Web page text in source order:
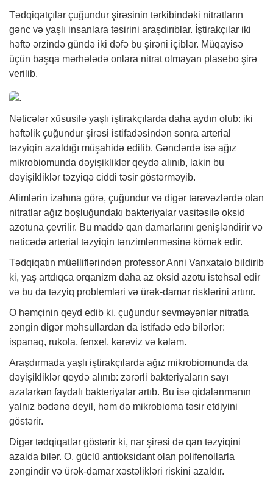
Tədqiqatçılar çuğundur şirəsinin tərkibindəki nitratların
gənc və yaşlı insanlara təsirini araşdırıblar. İştirakçılar iki
həftə ərzində gündə iki dəfə bu şirəni içiblər. Müqayisə
üçün başqa mərhələdə onlara nitrat olmayan plasebo şirə
verilib.
Nəticələr xüsusilə yaşlı iştirakçılarda daha aydın olub: iki
həftəlik çuğundur şirəsi istifadəsindən sonra arterial
təzyiqin azaldığı müşahidə edilib. Gənclərdə isə ağız
mikrobiomunda dəyişikliklər qeydə alınıb, lakin bu
dəyişikliklər təzyiqə ciddi təsir göstərməyib.
Alimlərin izahına görə, çuğundur və digər tərəvəzlərdə olan
nitratlar ağız boşluğundakı bakteriyalar vasitəsilə oksid
azotuna çevrilir. Bu maddə qan damarlarını genişləndirir və
nəticədə arterial təzyiqin tənzimlənməsinə kömək edir.
Tədqiqatın müəlliflərindən professor Anni Vanxatalo bildirib
ki, yaş artdıqca orqanizm daha az oksid azotu istehsal edir
və bu da təzyiq problemləri və ürək-damar risklərini artırır.
O həmçinin qeyd edib ki, çuğundur sevməyənlər nitratla
zəngin digər məhsullardan da istifadə edə bilərlər:
ispanaq, rukola, fenxel, kərəviz və kələm.
Araşdırmada yaşlı iştirakçılarda ağız mikrobiomunda da
dəyişikliklər qeydə alınıb: zərərli bakteriyaların sayı
azalarkən faydalı bakteriyalar artıb. Bu isə qidalanmanın
yalnız bədənə deyil, həm də mikrobioma təsir etdiyini
göstərir.
Digər tədqiqatlar göstərir ki, nar şirəsi də qan təzyiqini
azalda bilər. O, güclü antioksidant olan polifenollarla
zəngindir və ürək-damar xəstəlikləri riskini azaldır.